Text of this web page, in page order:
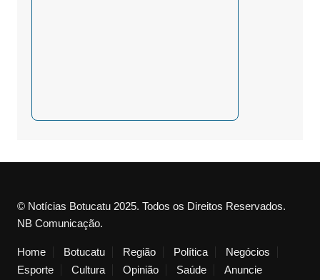
© Notícias Botucatu 2025. Todos os Direitos Reservados.
NB Comunicação.
Home Botucatu Região Política
Negócios
Esporte
Cultura Opinião Saúde Anuncie